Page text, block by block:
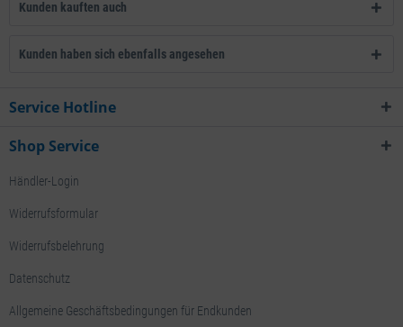
Kunden kauften auch
Kunden haben sich ebenfalls angesehen
Service Hotline
Shop Service
Händler-Login
Widerrufsformular
Widerrufsbelehrung
Datenschutz
Allgemeine Geschäftsbedingungen für Endkunden